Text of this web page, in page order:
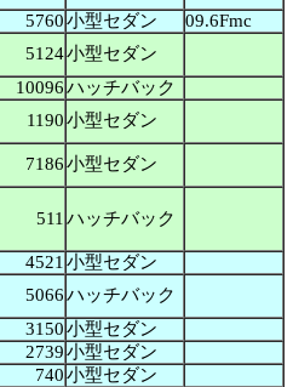
5760小型セダン
09.6Fmc
5124小型セダン
10096ハッチバック
1190小型セダン
7186小型セダン
511 ハッチバック
4521 小型セダン
5066ハッチバック
3150小型セダン
2739小型セダン
740小型セダン